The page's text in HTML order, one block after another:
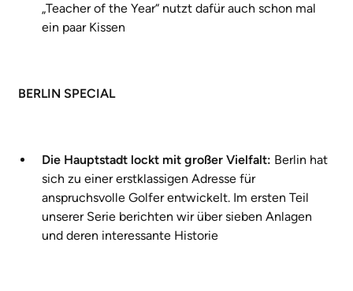
„Teacher of the Year“ nutzt dafür auch schon mal
ein paar Kissen
BERLIN SPECIAL
Die Hauptstadt lockt mit großer Vielfalt: Berlin hat
sich zu einer erstklassigen Adresse für
anspruchsvolle Golfer entwickelt. Im ersten Teil
unserer Serie berichten wir über sieben Anlagen
und deren interessante Historie